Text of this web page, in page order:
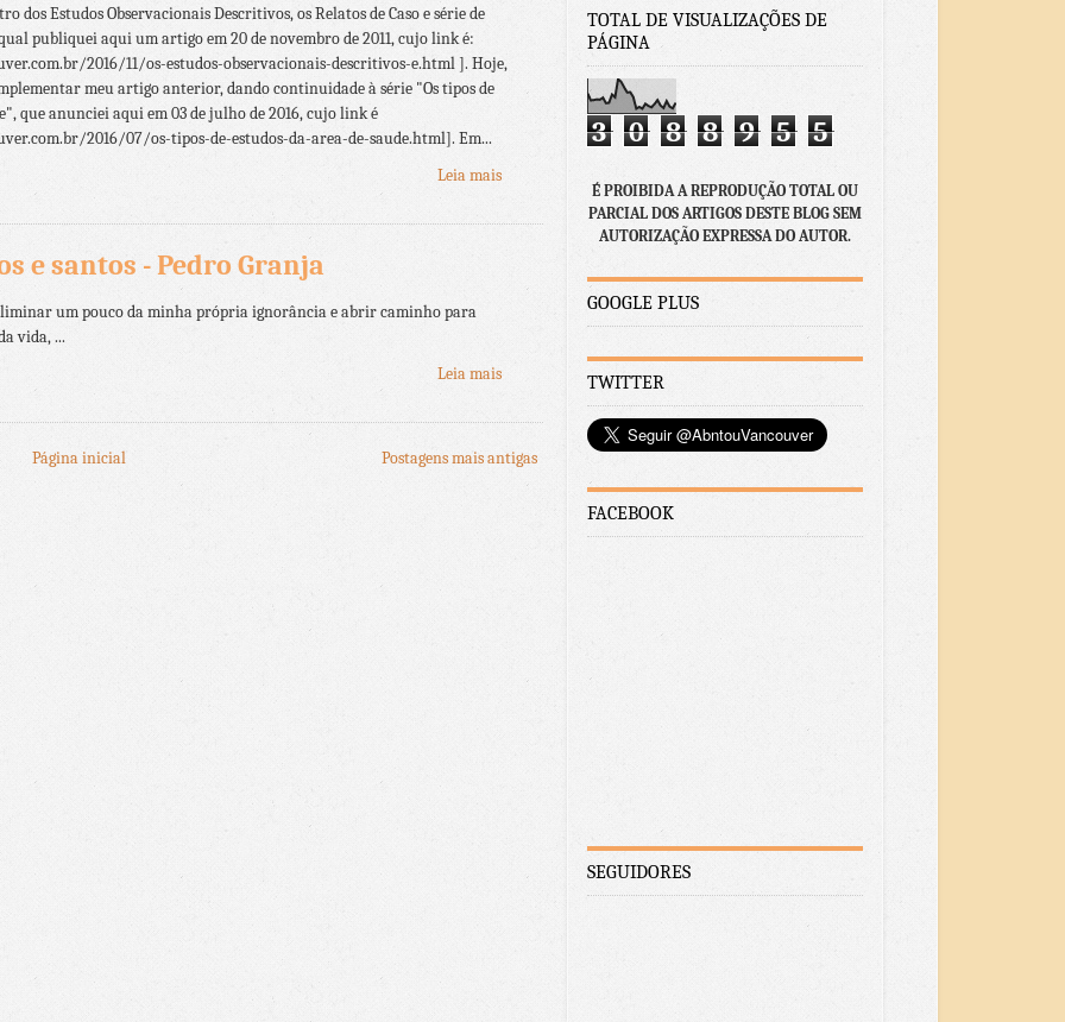
dos Estudos Observacionais Descritivos, os Relatos de Caso e série de
publiquei aqui um artigo em 20 de novembro de 2011, cujo link é:
2016/11/os-estudos-observacionais-descritivos-e.html ]. Hoje,
meu artigo anterior, dando continuidade à série "Os tipos de
que anunciei aqui em 03 de julho de 2016, cujo link é
2016/07/os-tipos-de-estudos-da-area-de-saude.html]. Em...
Leia mais
e santos - Pedro Granja
um pouco da minha própria ignorância e abrir caminho para
vida, ...
Leia mais
Postagens mais antigas
Página inicial
TOTAL DE VISUALIZAÇÕES DE
PÁGINA
3 0 8 8 9 5 5
É PROIBIDA A REPRODUÇÃO TOTAL OU
PARCIAL DOS ARTIGOS DESTE BLOG SEM
AUTORIZAÇÃO EXPRESSA DO AUTOR.
GOOGLE PLUS
TWITTER
FACEBOOK
SEGUIDORES